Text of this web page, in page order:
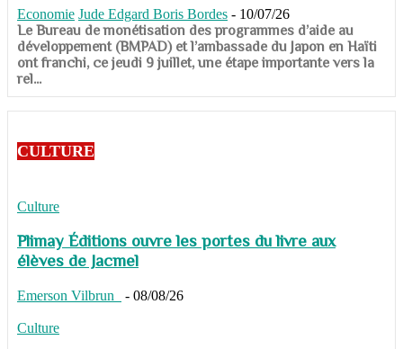
Economie Jude Edgard Boris Bordes - 10/07/26
​​​​​​​Le Bureau de monétisation des programmes d’aide au
développement (BMPAD) et l’ambassade du Japon en Haïti
ont franchi, ce jeudi 9 juillet, une étape importante vers la
rel...
CULTURE
Culture
Plimay Éditions ouvre les portes du livre aux
élèves de Jacmel
Emerson Vilbrun - 08/08/26
Culture